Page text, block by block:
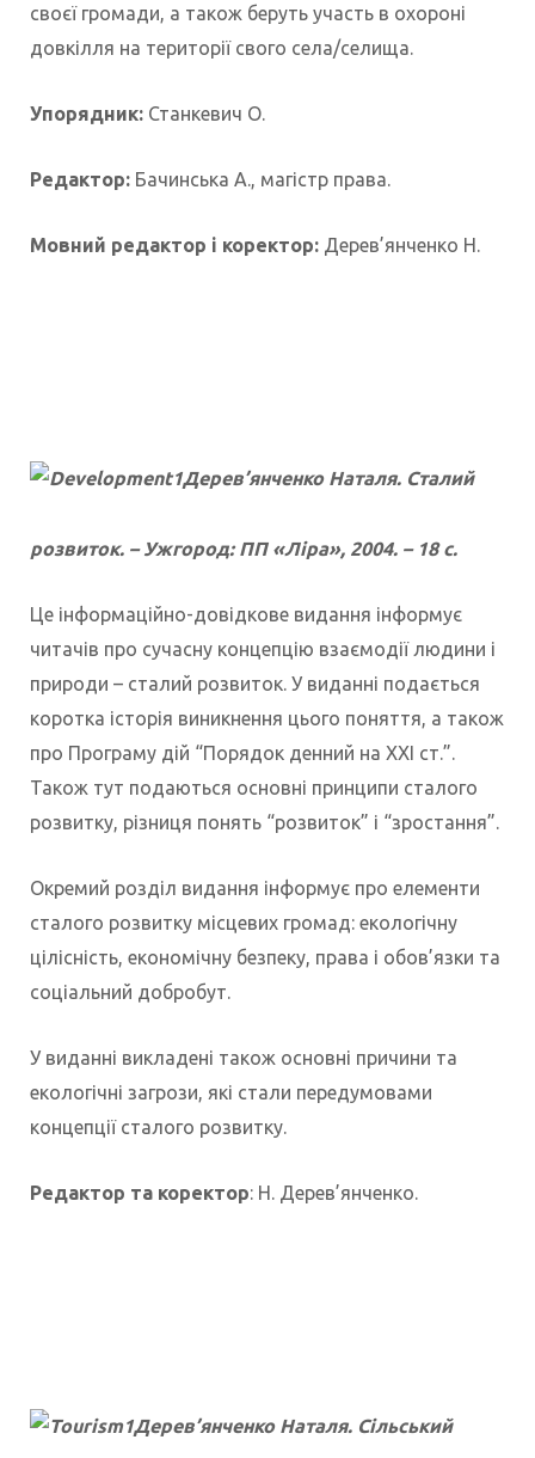
своєї громади, а також беруть участь в охороні
довкілля на території свого села/селища.
Упорядник: Станкевич О.
Редактор: Бачинська А., магістр права.
Мовний редактор і коректор: Дерев’янченко Н.
Дерев’янченко Наталя. Сталий
розвиток. – Ужгород: ПП «Ліра», 2004. – 18 с.
Це інформаційно-довідкове видання інформує
читачів про сучасну концепцію взаємодії людини і
природи – сталий розвиток. У виданні подається
коротка історія виникнення цього поняття, а також
про Програму дій “Порядок денний на ХХІ ст.”.
Також тут подаються основні принципи сталого
розвитку, різниця понять “розвиток” і “зростання”.
Окремий розділ видання інформує про елементи
сталого розвитку місцевих громад: екологічну
цілісність, економічну безпеку, права і обов’язки та
соціальний добробут.
У виданні викладені також основні причини та
екологічні загрози, які стали передумовами
концепції сталого розвитку.
Редактор та коректор: Н. Дерев’янченко.
Дерев’янченко Наталя. Сільський